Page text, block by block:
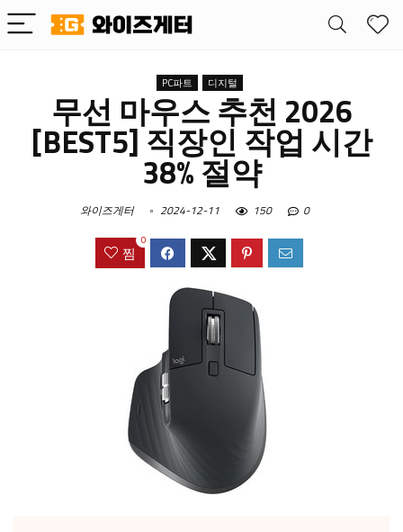
PC파트 디지털
무선 마우스 추천 2026
[BEST5] 직장인 작업 시간
38% 절약
와이즈게터 2024-12-11 150 0
찜
0